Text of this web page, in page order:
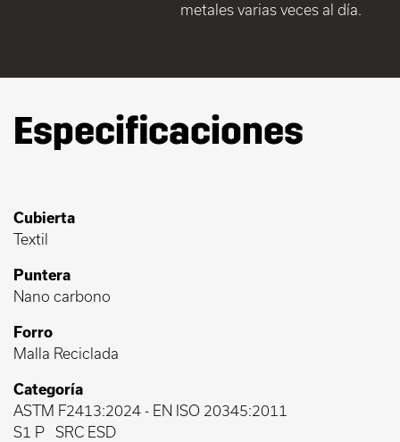
metales varias veces al día.
Especificaciones
Cubierta
Textil
Puntera
Nano carbono
Forro
Malla Reciclada
Categoría
ASTM F2413:2024 - EN ISO 20345:2011
S1 P
SRC ESD